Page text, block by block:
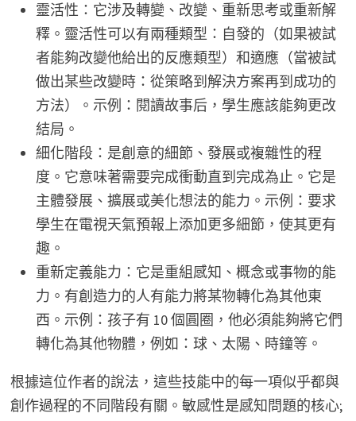
靈活性：它涉及轉變、改變、重新思考或重新解
釋。靈活性可以有兩種類型：自發的（如果被試
者能夠改變他給出的反應類型）和適應（當被試
做出某些改變時：從策略到解決方案再到成功的
方法）。示例：閱讀故事后，學生應該能夠更改
結局。
細化階段：是創意的細節、發展或複雜性的程
度。它意味著需要完成衝動直到完成為止。它是
主體發展、擴展或美化想法的能力。示例：要求
學生在電視天氣預報上添加更多細節，使其更有
趣。
重新定義能力：它是重組感知、概念或事物的能
力。有創造力的人有能力將某物轉化為其他東
西。示例：孩子有 10 個圓圈，他必須能夠將它們
轉化為其他物體，例如：球、太陽、時鐘等。
根據這位作者的說法，這些技能中的每一項似乎都與
創作過程的不同階段有關。敏感性是感知問題的核心;